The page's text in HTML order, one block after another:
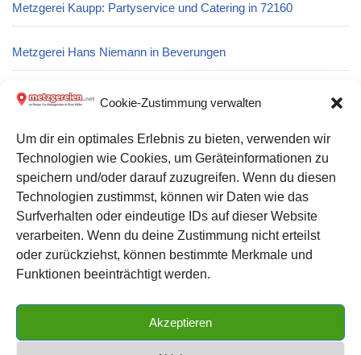
Cookie-Zustimmung verwalten
Um dir ein optimales Erlebnis zu bieten, verwenden wir
Technologien wie Cookies, um Geräteinformationen zu
speichern und/oder darauf zuzugreifen. Wenn du diesen
Technologien zustimmst, können wir Daten wie das
Surfverhalten oder eindeutige IDs auf dieser Website
verarbeiten. Wenn du deine Zustimmung nicht erteilst
oder zurückziehst, können bestimmte Merkmale und
Funktionen beeinträchtigt werden.
Akzeptieren
Metzgerei Kaupp: Partyservice und Catering in 72160
Metzgerei Hans Niemann in Beverungen
Metzgerei Rath in Leinfelden-Echterdingen
Metzgerei E. Lang: Partyservice und Catering in Forchheim
Metzgerei Rainer Holder in Dettingen unter Teck
Kontakt zu uns